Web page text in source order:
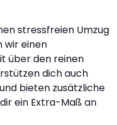
stressfreien Umzug
wir einen
über den reinen
dich auch
bieten zusätzliche
ein Extra-Maß an